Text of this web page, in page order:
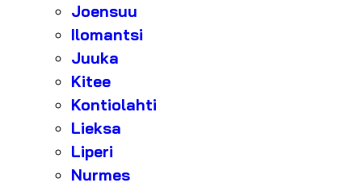
Joensuu
Ilomantsi
Juuka
Kitee
Kontiolahti
Lieksa
Liperi
Nurmes